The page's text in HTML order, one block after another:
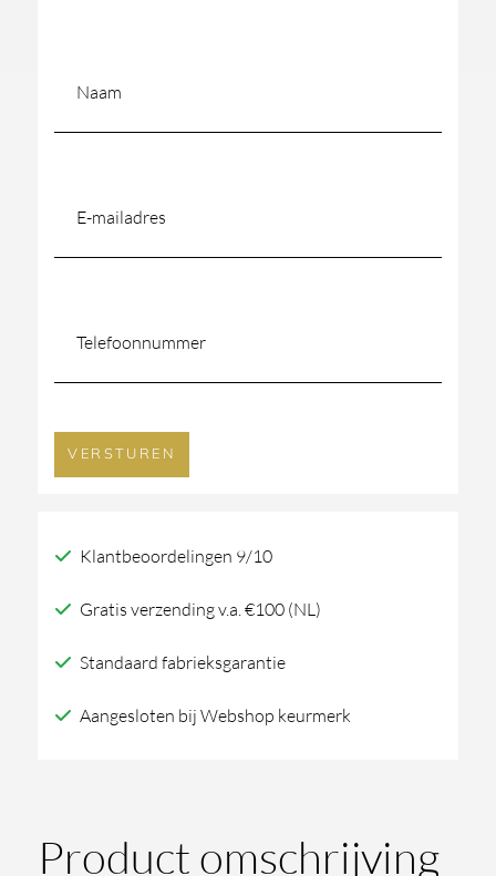
mailadres(Vereist)
Klantbeoordelingen 9/10
Gratis verzending v.a. €100 (NL)
Standaard fabrieksgarantie
Aangesloten bij Webshop keurmerk
Product omschrijving